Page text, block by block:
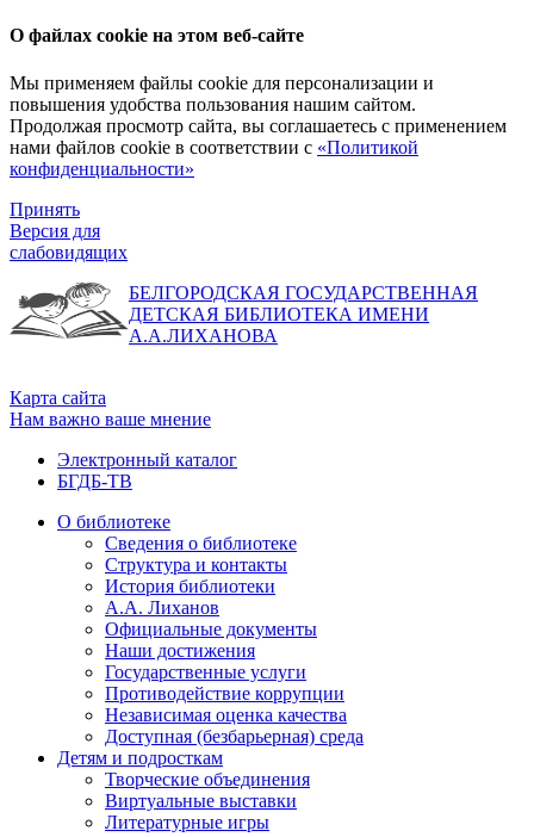
О файлах cookie на этом веб-сайте
Мы применяем файлы cookie для персонализации и
повышения удобства пользования нашим сайтом.
Продолжая просмотр сайта, вы соглашаетесь с применением
нами файлов cookie в соответствии с «Политикой
конфиденциальности»
Принять
Версия для
слабовидящих
БЕЛГОРОДСКАЯ ГОСУДАРСТВЕННАЯ
ДЕТСКАЯ БИБЛИОТЕКА ИМЕНИ
А.А.ЛИХАНОВА
Карта сайта
Нам важно ваше мнение
Электронный каталог
БГДБ-ТВ
О библиотеке
Сведения о библиотеке
Структура и контакты
История библиотеки
А.А. Лиханов
Официальные документы
Наши достижения
Государственные услуги
Противодействие коррупции
Независимая оценка качества
Доступная (безбарьерная) среда
Детям и подросткам
Творческие объединения
Виртуальные выставки
Литературные игры